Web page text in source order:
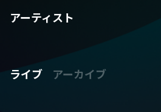
アーティスト
ライブ アーカイブ